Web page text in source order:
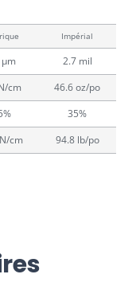
Impérial
2.7 mil
cm
46.6 oz/po
35%
cm 94.8 lb/po